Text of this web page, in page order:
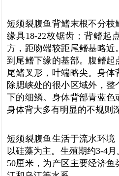
短须裂腹鱼背鳍末根不分枝
缘具18-22枚锯齿；背鳍起
方，距吻端较距尾鳍基略近
到尾鳍下缘的基部。腹鳍起
尾鳍叉形，叶端略尖。身体
除腮峡处的很小区域外，
下的细鳞。身体背部青蓝色
身体背大多有明显的不规则
短须裂腹鱼生活于流水环境
以硅藻为主。生殖期约3-4
50厘米，为产区主要经济